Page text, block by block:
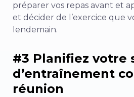
préparer vos repas avant et
et décider de l’exercice que
lendemain.
#3 Planifiez votre
d’entraînement
réunion